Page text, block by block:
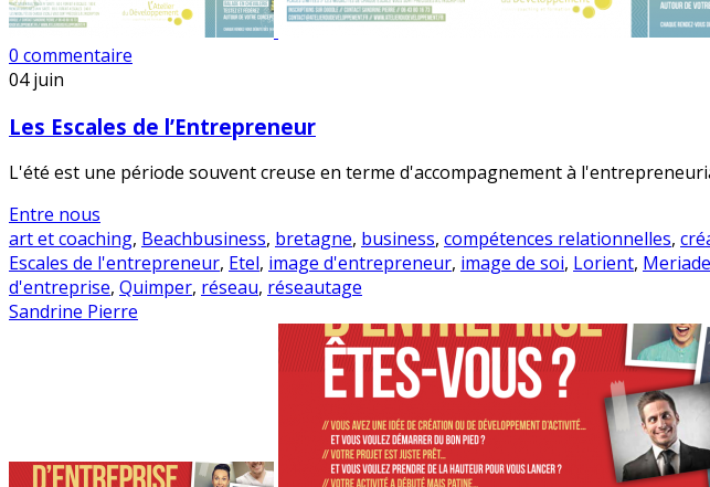
0 commentaire
04juin
Les Escales de l’Entrepreneur
L'été est une période souvent creuse en terme d'accompagnement à
Entre nous
art et coaching, Beachbusiness, bretagne, business, compétences relationnelles,
Escales de l'entrepreneur, Etel, image d'entrepreneur, image de soi, Lorient,
d'entreprise, Quimper, réseau, réseautage
Sandrine Pierre